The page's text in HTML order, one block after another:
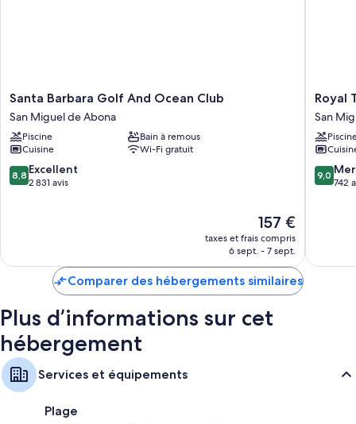
Santa
Barbara
Golf
And
Ocean
Club
San
Santa Barbara Golf And Ocean Club
San Miguel de Abona
Piscine
Bain à remous
Cuisine
Wi-Fi gratuit
8.8
sur
8,8 Excellent
2 831 avis
Le
nouveau
prix
de
157 €
taxes et frais compris
6 sept. - 7 sept.
Royal
Tenerife
Country
Club
San
Miguel
de
Royal
San
9.0
sur
9,0
742
Comparer des hébergements similaires
Plus d’informations sur cet
hébergement
Services et équipements
Plage